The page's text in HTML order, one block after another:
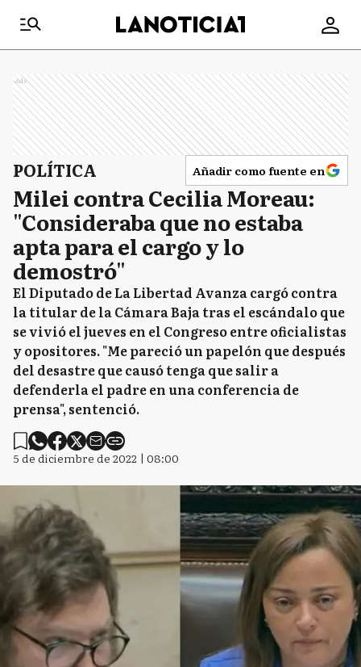
Ads
POLÍTICA Añadir como fuente en
Milei contra Cecilia Moreau:
"Consideraba que no estaba
apta para el cargo y lo
demostró"
El Diputado de La Libertad Avanza cargó contra
la titular de la Cámara Baja tras el escándalo que
se vivió el jueves en el Congreso entre oficialistas
y opositores. "Me pareció un papelón que después
del desastre que causó tenga que salir a
defenderla el padre en una conferencia de
prensa", sentenció.
5 de diciembre de 2022 | 08:00